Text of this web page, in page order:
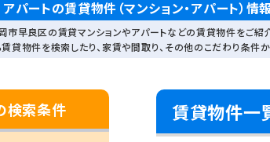
パートの賃貸物件（マンション・アパート）情
市早良区の賃貸マンションやアパートなどの賃貸物件をご紹
貸物件を検索したり、家賃や間取り、その他のこだわり条件
検索条件 賃貸物件一